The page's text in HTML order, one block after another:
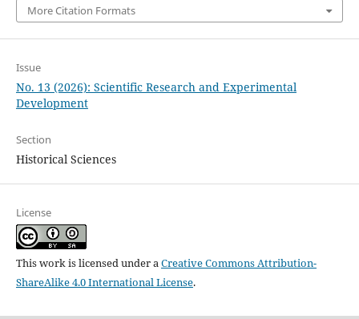
More Citation Formats
Issue
No. 13 (2026): Scientific Research and Experimental
Development
Section
Historical Sciences
License
This work is licensed under aCreative Commons Attribution-
ShareAlike 4.0 International License.